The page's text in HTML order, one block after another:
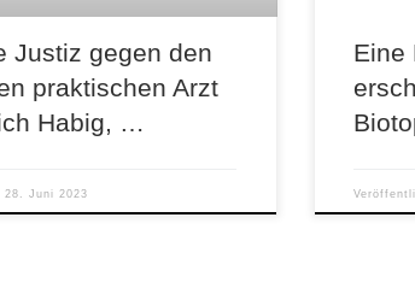
Justiz gegen den
praktischen Arzt
Habig, …
28. Juni 2023
Eine